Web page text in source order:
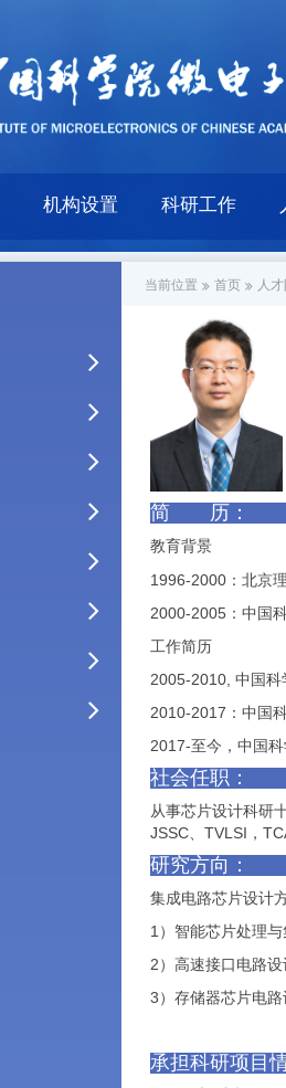
机构设置 科研工作
当前位置 首页 人
简 历：
教育背景
1996-2000 ：北京
2000-2005 ：中国
工作简历
2005-2010, 中国科
2010-2017 ：中国
2017-至今，中国
社会任职：
从事芯片设计科研
JSSC
TVLSI ，
研究方向：
集成电路芯片设计
1） 智能芯片处理
2） 高速接口电路设
3）存储器芯片电路
承担科研项目